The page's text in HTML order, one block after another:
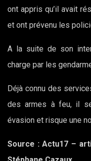
ont appris qu’il avait
et ont prévenu les
A la suite de son
charge par les
Déjà connu des
des armes à feu, il
évasion et risque une
Source : Actu17 –